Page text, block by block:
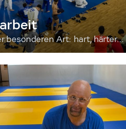
besonderen Art: hart, härter...